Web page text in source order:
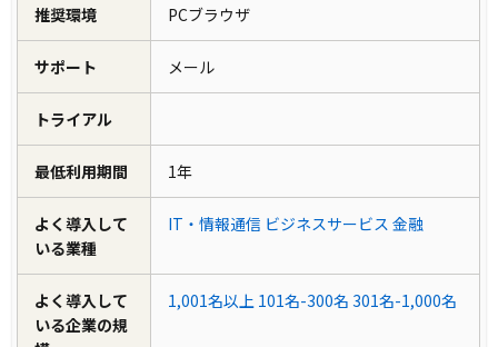
推奨環境 PCブラウザ
サポート メール
トライアル
最低利用期間 1年
よく導入して
いる業種
IT・情報通信 ビジネスサービス 金融
よく導入して
いる企業の規
1,001名以上 101名-300名 301名-1,000名